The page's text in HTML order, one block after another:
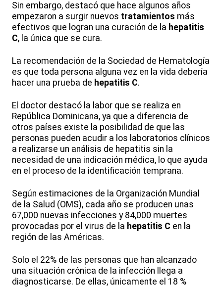
Sin embargo, destacó que hace algunos años
empezaron a surgir nuevos tratamientos más
efectivos que logran una curación de la hepatitis
C, la única que se cura.
La recomendación de la Sociedad de Hematología
es que toda persona alguna vez en la vida debería
hacer una prueba de hepatitis C.
El doctor destacó la labor que se realiza en
República Dominicana, ya que a diferencia de
otros países existe la posibilidad de que las
personas pueden acudir a los laboratorios clínicos
a realizarse un análisis de hepatitis sin la
necesidad de una indicación médica, lo que ayuda
en el proceso de la identificación temprana.
Según estimaciones de la Organización Mundial
de la Salud (OMS), cada año se producen unas
67,000 nuevas infecciones y 84,000 muertes
provocadas por el virus de la hepatitis C en la
región de las Américas.
Solo el 22% de las personas que han alcanzado
una situación crónica de la infección llega a
diagnosticarse. De ellas, únicamente el 18 %